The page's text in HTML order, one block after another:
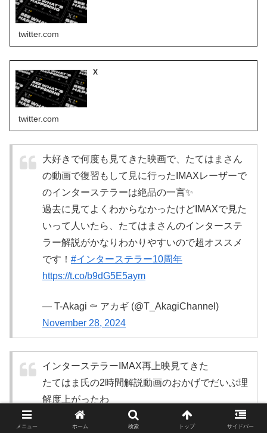
twitter.com
X
twitter.com
大好きで何度も見てきた映画で、たてはまさん
の動画で復習もして見に行ったIMAXレーザーで
のインターステラーは絶品の一言✨️
過去に見てよくわからなかったけどIMAXで見た
いって人いたら、たてはまさんのインターステ
ラー解説がかなりわかりやすいので超オススメ
です！ #インターステラー10周年
https://t.co/b9dG5E5aym
— T-Akagi ⚰️ アカギ (@T_AkagiChannel)
November 28, 2024
インターステラーIMAX再上映見てきた
たてはま氏の2時間解説動画のおかげでだいぶ理
解度上がったわ
重低音の振動が第2エンジン切り離しでスッと無
メニュー ホーム 検索 トップ サイドバー